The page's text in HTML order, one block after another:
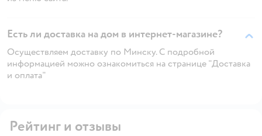
Есть ли доставка на дом в интернет-магазине?
Осуществляем доставку по Минску. С подробной
информацией можно ознакомиться на странице "Доставка
и оплата"
Рейтинг и отзывы